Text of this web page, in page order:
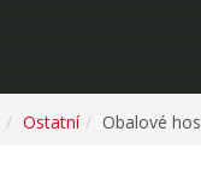
Ostatní Obalové